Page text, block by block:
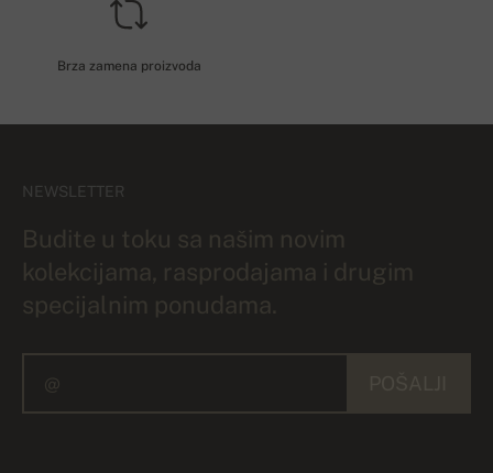
Brza zamena proizvoda
NEWSLETTER
Budite u toku sa našim novim
kolekcijama, rasprodajama i drugim
specijalnim ponudama.